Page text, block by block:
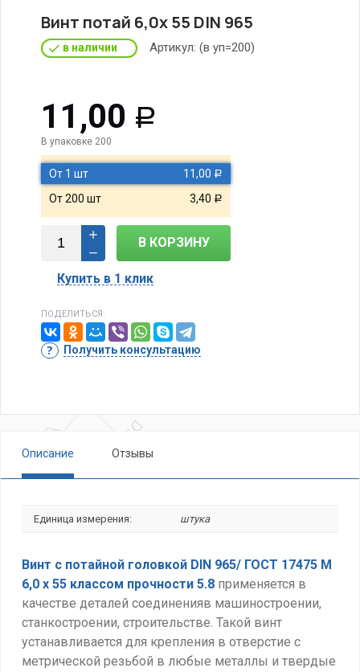
Винт потай 6,0х 55 DIN 965
в наличии Артикул: (в уп=200)
11,00 Р
В упаковке 200
От 1 шт 11,00 Р
От 200 шт 3,40 Р
В КОРЗИНУ
Купить в 1 клик
ПОДЕЛИТЬСЯ:
Получить консультацию
Описание Отзывы
Единица измерения: штука
Винт с потайной головкой DIN 965/ ГОСТ 17475 М
6,0 х 55 классом прочности 5.8 применяется в
качестве деталей соединенияв машиностроении,
станкостроении, строительстве. Такой винт
устанавливается для крепления в отверстие с
метрической резьбой в любые металлы и твердые